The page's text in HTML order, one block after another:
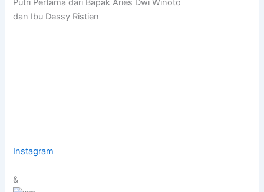
Putri Pertama dari Bapak Aries Dwi Winoto
dan Ibu Dessy Ristien
Instagram
&